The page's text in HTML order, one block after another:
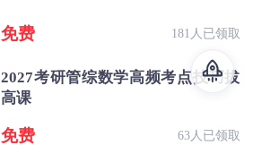
免费 181人已领取
2027考研管综数学高频考点技巧拔
高课
免费 63人已领取